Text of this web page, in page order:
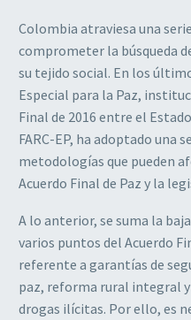
Colombia atraviesa una
comprometer la búsqueda
su tejido social. En los
Especial para la Paz,
Final de 2016 entre el
FARC-EP, ha adoptado una
metodologías que pueden
Acuerdo Final de Paz y la
A lo anterior, se suma la
varios puntos del Acuerdo
referente a garantías de
paz, reforma rural integral
drogas ilícitas. Por ello, es